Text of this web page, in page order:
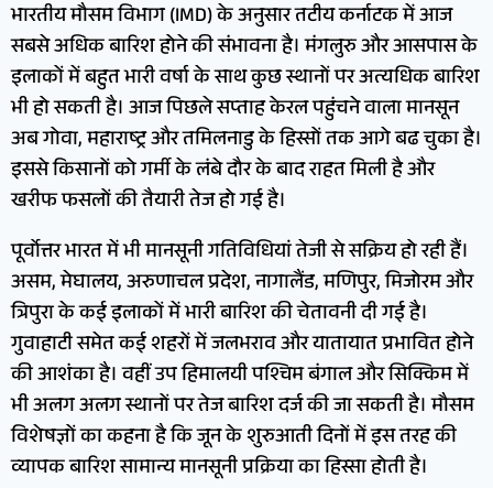
भारतीय मौसम विभाग (IMD) के अनुसार तटीय कर्नाटक में आज
सबसे अधिक बारिश होने की संभावना है। मंगलुरु और आसपास के
इलाकों में बहुत भारी वर्षा के साथ कुछ स्थानों पर अत्यधिक बारिश
भी हो सकती है। आज पिछले सप्ताह केरल पहुंचने वाला मानसून
अब गोवा, महाराष्ट्र और तमिलनाडु के हिस्सों तक आगे बढ चुका है।
इससे किसानों को गर्मी के लंबे दौर के बाद राहत मिली है और
खरीफ फसलों की तैयारी तेज हो गई है।
पूर्वोत्तर भारत में भी मानसूनी गतिविधियां तेजी से सक्रिय हो रही हैं।
असम, मेघालय, अरुणाचल प्रदेश, नागालैंड, मणिपुर, मिजोरम और
त्रिपुरा के कई इलाकों में भारी बारिश की चेतावनी दी गई है।
गुवाहाटी समेत कई शहरों में जलभराव और यातायात प्रभावित होने
की आशंका है। वहीं उप हिमालयी पश्चिम बंगाल और सिक्किम में
भी अलग अलग स्थानों पर तेज बारिश दर्ज की जा सकती है। मौसम
विशेषज्ञों का कहना है कि जून के शुरुआती दिनों में इस तरह की
व्यापक बारिश सामान्य मानसूनी प्रक्रिया का हिस्सा होती है।